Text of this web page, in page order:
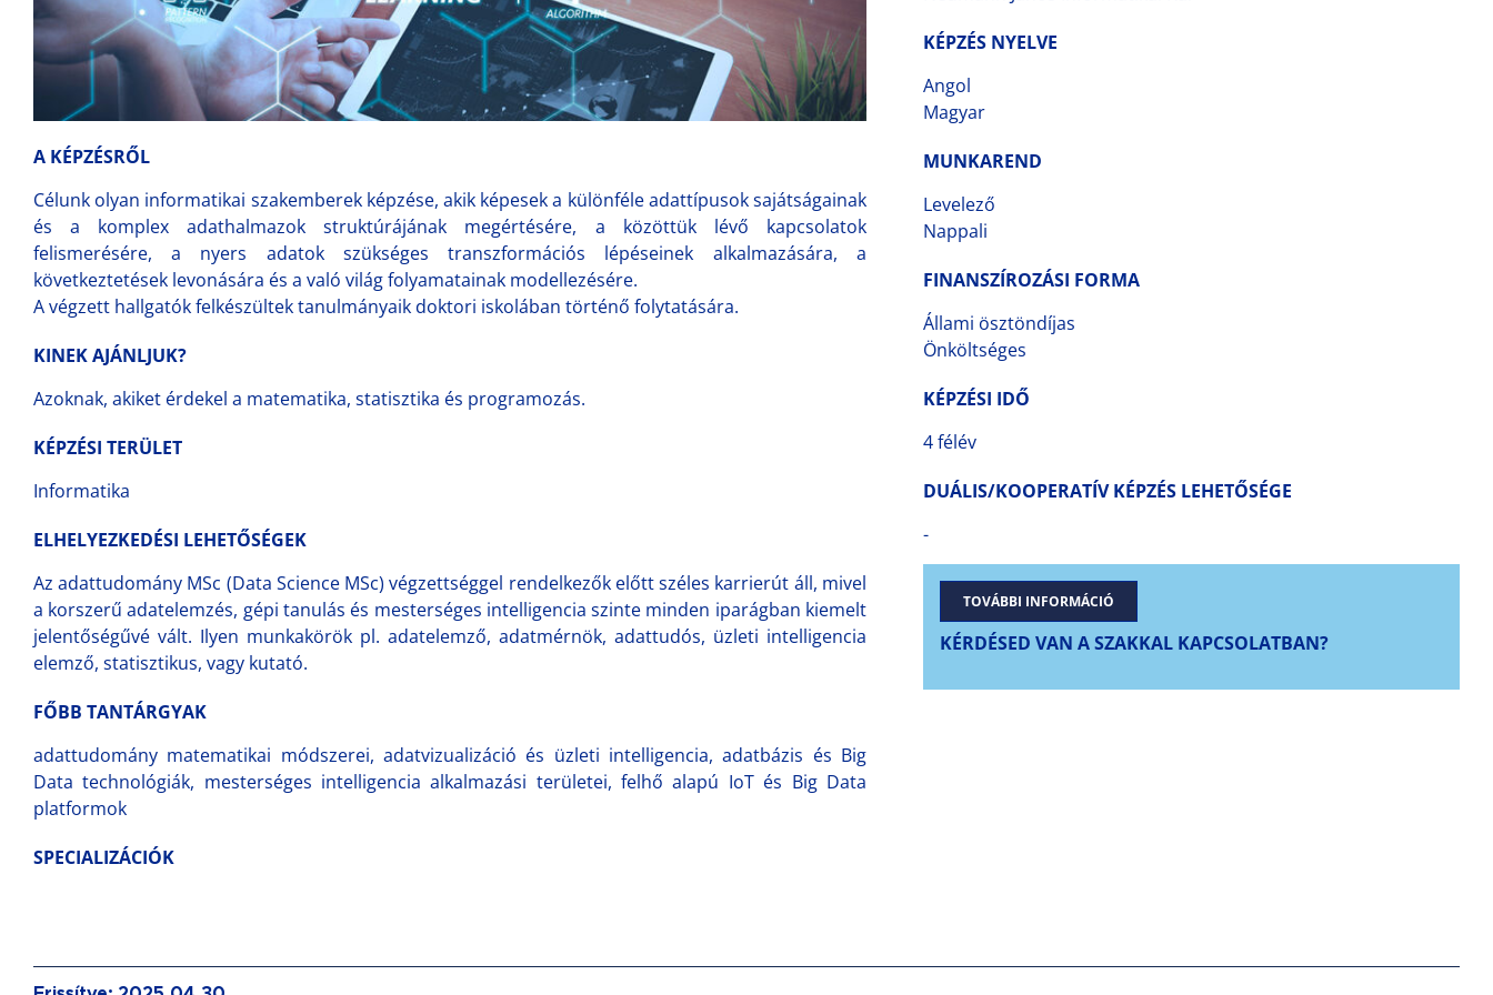
A KÉPZÉSRŐL
Célunk olyan informatikai szakemberek képzése, akik képesek a különféle adattípusok sajátságainak
és a komplex adathalmazok struktúrájának megértésére, a közöttük lévő kapcsolatok
felismerésére, a nyers adatok szükséges transzformációs lépéseinek alkalmazására, a
következtetések levonására és a való világ folyamatainak modellezésére.
A végzett hallgatók felkészültek tanulmányaik doktori iskolában történő folytatására.
KINEK AJÁNLJUK?
Azoknak, akiket érdekel a matematika, statisztika és programozás.
KÉPZÉSI TERÜLET
Informatika
ELHELYEZKEDÉSI LEHETŐSÉGEK
Az adattudomány MSc (Data Science MSc) végzettséggel rendelkezők előtt széles karrierút áll, mivel
a korszerű adatelemzés, gépi tanulás és mesterséges intelligencia szinte minden iparágban kiemelt
jelentőségűvé vált. Ilyen munkakörök pl. adatelemző, adatmérnök, adattudós, üzleti intelligencia
elemző, statisztikus, vagy kutató.
FŐBB TANTÁRGYAK
adattudomány matematikai módszerei, adatvizualizáció és üzleti intelligencia, adatbázis és Big
Data technológiák, mesterséges intelligencia alkalmazási területei, felhő alapú IoT és Big Data
platformok
SPECIALIZÁCIÓK
KÉPZÉS NYELVE
Angol
Magyar
MUNKAREND
Levelező
Nappali
FINANSZÍROZÁSI FORMA
Állami ösztöndíjas
Önköltséges
KÉPZÉSI IDŐ
4 félév
DUÁLIS/KOOPERATÍV KÉPZÉS LEHETŐSÉGE
-
TOVÁBBI INFORMÁCIÓ
KÉRDÉSED VAN A SZAKKAL KAPCSOLATBAN?